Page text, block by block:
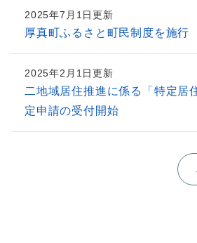
2025年7月1日更新
厚真町ふるさと町民制度を施行
2025年2月1日更新
二地域居住推進に係る「特定居
定申請の受付開始